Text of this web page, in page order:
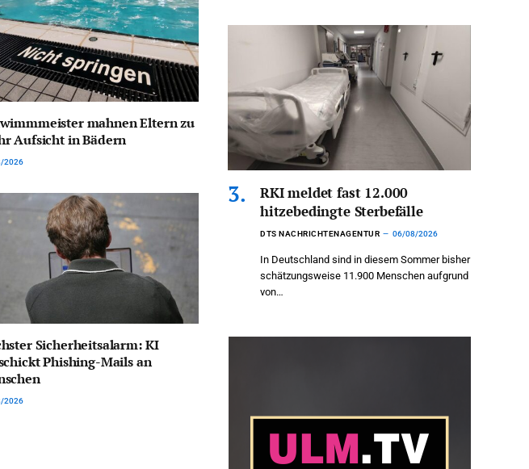
mahnen Eltern zu
Aufsicht in Bädern
2026
Sicherheitsalarm: KI
Phishing-Mails an
2026
RKI meldet fast 12.000
hitzebedingte Sterbefälle
DTS NACHRICHTENAGENTUR 06/08/2026
In Deutschland sind in diesem Sommer bisher
schätzungsweise 11.900 Menschen aufgrund
von…